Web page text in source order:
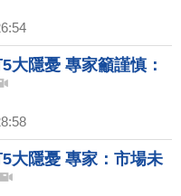
大隱憂 專家籲謹慎：
大隱憂 專家：市場未